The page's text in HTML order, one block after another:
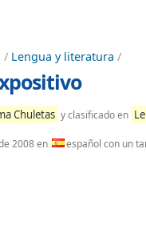
/ Lengua y literatura /
Chuletas y clasificado en
2008en español con un